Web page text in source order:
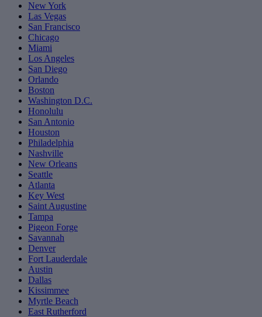
New York
Las Vegas
San Francisco
Chicago
Miami
Los Angeles
San Diego
Orlando
Boston
Washington D.C.
Honolulu
San Antonio
Houston
Philadelphia
Nashville
New Orleans
Seattle
Atlanta
Key West
Saint Augustine
Tampa
Pigeon Forge
Savannah
Denver
Fort Lauderdale
Austin
Dallas
Kissimmee
Myrtle Beach
East Rutherford